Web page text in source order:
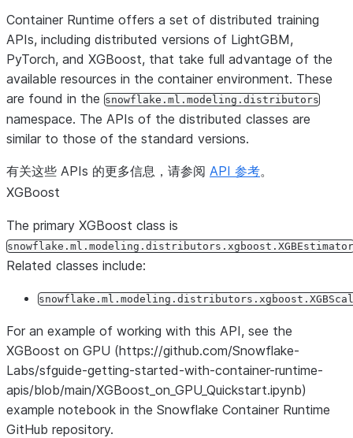
model = xgb.XGBClassifier()
model .fit(X_train, y_train)
# Predict
y_pred = model. predict(X_test)
Container Runtime offers a set of distributed training
APIs, including distributed versions of LightGBM,
PyTorch, and XGBoost, that take full advantage of the
available resources in the container environment. These
are found in the snowflake.ml.modeling.distributors
namespace. The APIs of the distributed classes are
similar to those of the standard versions.
有关这些 APIs 的更多信息，请参阅 API 参考。
XGBoost
The primary XGBoost class is
snowflake.ml.modeling.distributors.xgboost.XGBEstimator
Related classes include:
For an example of working with this API, see the
XGBoost on GPU (https://github.com/Snowflake-
Labs/sfguide-getting-started-with-container-runtime-
apis/blob/main/XGBoost_on_GPU_Quickstart.ipynb)
example notebook in the Snowflake Container Runtime
GitHub repository.